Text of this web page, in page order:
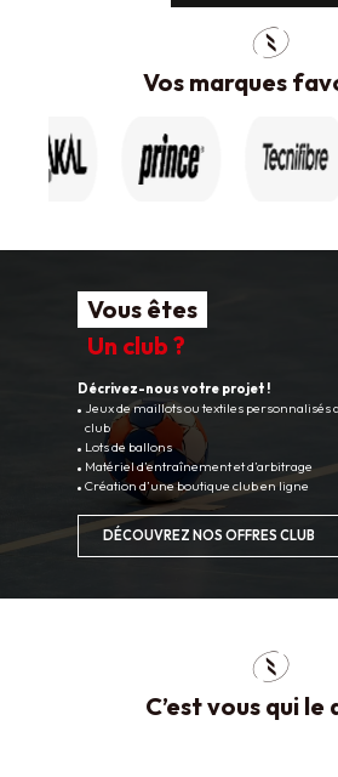
Vos marques
Vous êtes
Un club ?
Décrivez-nous votre projet !
Jeux de maillots ou textiles personnalisés
club
Lots de ballons
Matériel d’entraînement et d’arbitrage
Création d’une boutique club en ligne
DÉCOUVREZ NOS OFFRES CLUB
C’est vous qui le